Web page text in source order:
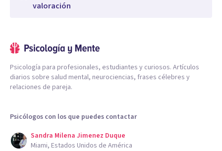
valoración
Psicología para profesionales, estudiantes y curiosos. Artículos
diarios sobre salud mental, neurociencias, frases célebres y
relaciones de pareja.
Psicólogos con los que puedes contactar
Sandra Milena Jimenez Duque
Miami, Estados Unidos de América